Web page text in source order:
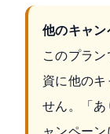
他のキャン
このプラ
資に他のキ
せん。「あ